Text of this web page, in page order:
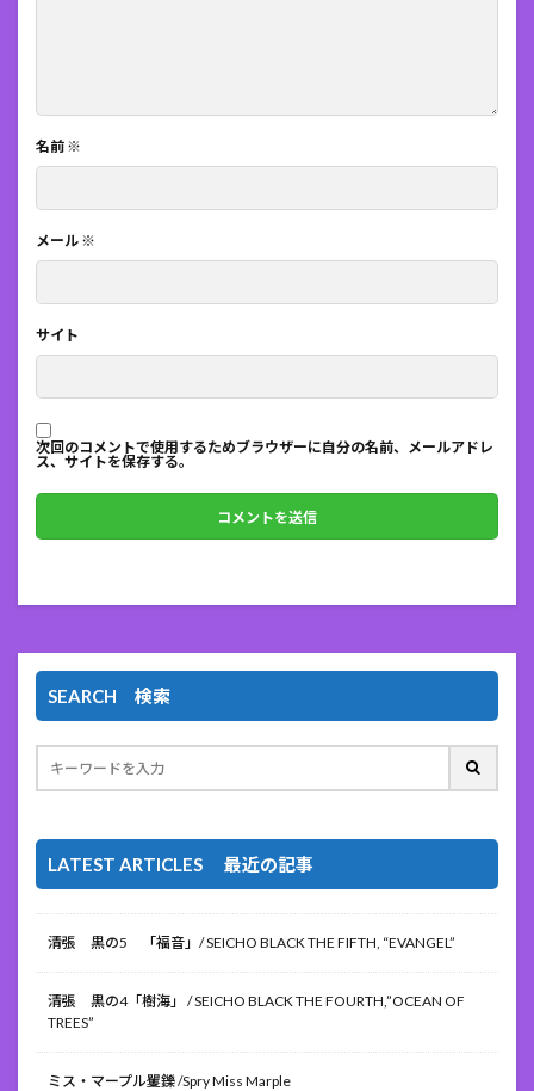
名前 ※
メール ※
サイト
次回のコメントで使用するためブラウザーに自分の名前、メールアドレ
ス、サイトを保存する。
SEARCH 検索
LATEST ARTICLES 最近の記事
清張 黒の5 「福音」/ SEICHO BLACK THE FIFTH, “EVANGEL”
清張 黒の4「樹海」 / SEICHO BLACK THE FOURTH,”OCEAN OF
TREES”
ミス・マープル矍鑠 /Spry Miss Marple